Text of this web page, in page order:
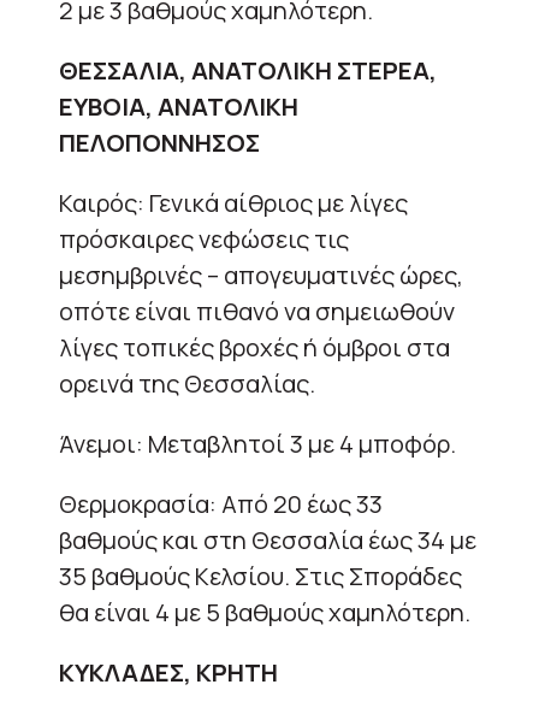
2 με 3 βαθμούς χαμηλότερη.
ΘΕΣΣΑΛΙΑ, ΑΝΑΤΟΛΙΚΗ ΣΤΕΡΕΑ,
ΕΥΒΟΙΑ, ΑΝΑΤΟΛΙΚΗ
ΠΕΛΟΠΟΝΝΗΣΟΣ
Καιρός: Γενικά αίθριος με λίγες
πρόσκαιρες νεφώσεις τις
μεσημβρινές – απογευματινές ώρες,
οπότε είναι πιθανό να σημειωθούν
λίγες τοπικές βροχές ή όμβροι στα
ορεινά της Θεσσαλίας.
Άνεμοι: Μεταβλητοί 3 με 4 μποφόρ.
Θερμοκρασία: Από 20 έως 33
βαθμούς και στη Θεσσαλία έως 34 με
35 βαθμούς Κελσίου. Στις Σποράδες
θα είναι 4 με 5 βαθμούς χαμηλότερη.
ΚΥΚΛΑΔΕΣ, ΚΡΗΤΗ